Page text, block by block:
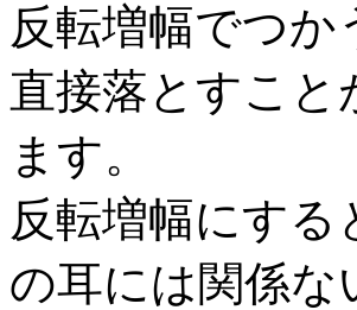
反転増幅でつ
直接落とすこ
ます。
反転増幅にす
の耳には関係な